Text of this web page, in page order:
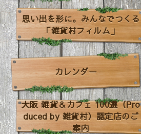
思い出を形に。みんなでつくる
「雑貨村フィルム」
カレンダー
大阪 雑貨＆カフェ 100選（Pro
duced by 雑貨村）認定店のご
案内